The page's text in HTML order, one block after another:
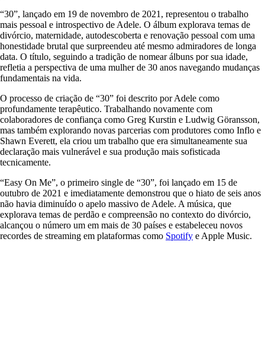
“30”, lançado em 19 de novembro de 2021, representou o trabalho
mais pessoal e introspectivo de Adele. O álbum explorava temas de
divórcio, maternidade, autodescoberta e renovação pessoal com uma
honestidade brutal que surpreendeu até mesmo admiradores de longa
data. O título, seguindo a tradição de nomear álbuns por sua idade,
refletia a perspectiva de uma mulher de 30 anos navegando mudanças
fundamentais na vida.
O processo de criação de “30” foi descrito por Adele como
profundamente terapêutico. Trabalhando novamente com
colaboradores de confiança como Greg Kurstin e Ludwig Göransson,
mas também explorando novas parcerias com produtores como Inflo e
Shawn Everett, ela criou um trabalho que era simultaneamente sua
declaração mais vulnerável e sua produção mais sofisticada
tecnicamente.
“Easy On Me”, o primeiro single de “30”, foi lançado em 15 de
outubro de 2021 e imediatamente demonstrou que o hiato de seis anos
não havia diminuído o apelo massivo de Adele. A música, que
explorava temas de perdão e compreensão no contexto do divórcio,
alcançou o número um em mais de 30 países e estabeleceu novos
recordes de streaming em plataformas como Spotify e Apple Music.